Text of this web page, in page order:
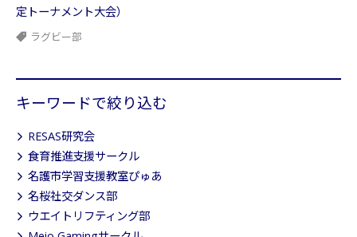
定トーナメント大会）
ラグビー部
キーワードで絞り込む
RESAS研究会
食育推進支援サークル
名護市学習支援教室ぴゅあ
名桜社交ダンス部
ウエイトリフティング部